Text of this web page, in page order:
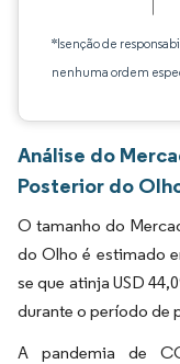
*Isenção de
nenhuma ordem
Análise do
Posterior do
O tamanho do
do Olho é estimado
se que atinja USD
durante o período de
A pandemia de